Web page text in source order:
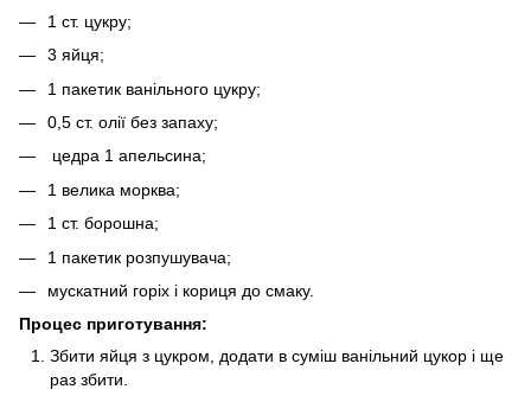
1 ст. цукру;
3 яйця;
1 пакетик ванільного цукру;
0,5 ст. олії без запаху;
цедра 1 апельсина;
1 велика морква;
1 ст. борошна;
1 пакетик розпушувача;
мускатний горіх і кориця до смаку.
Процес приготування:
Збити яйця з цукром, додати в суміш ванільний цукор і ще
раз збити.